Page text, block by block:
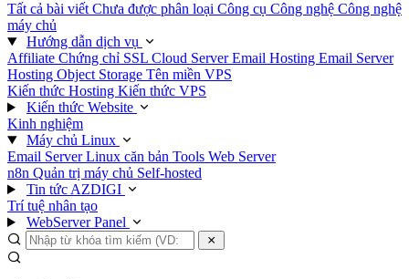
Tất cả bài viết Chưa được phân loại Công cụ Công nghệ Công nghệ
máy chủ
Hướng dẫn dịch vụ
Affiliate Chứng chỉ SSL Cloud ServerEmail Hosting Email Server
Hosting Object Storage Tên miền VPS
Kiến thức Hosting Kiến thức VPS
Kiến thức Website
Kinh nghiệm
Máy chủ Linux
Email ServerLinux căn bản Tools Web Server
n8n Quản trị máy chủ Self-hosted
Tin tức AZDIGI
Trí tuệ nhân tạo
WebServer Panel